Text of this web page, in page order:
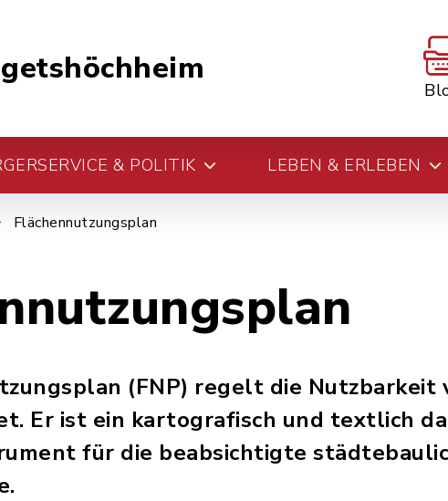
& POLITIK LEBEN & ERLEBEN
Flächennutzungsplan
(FNP) regelt die Nutzbarkeit
Er ist ein kartografisch und textlich
für die beabsichtigte